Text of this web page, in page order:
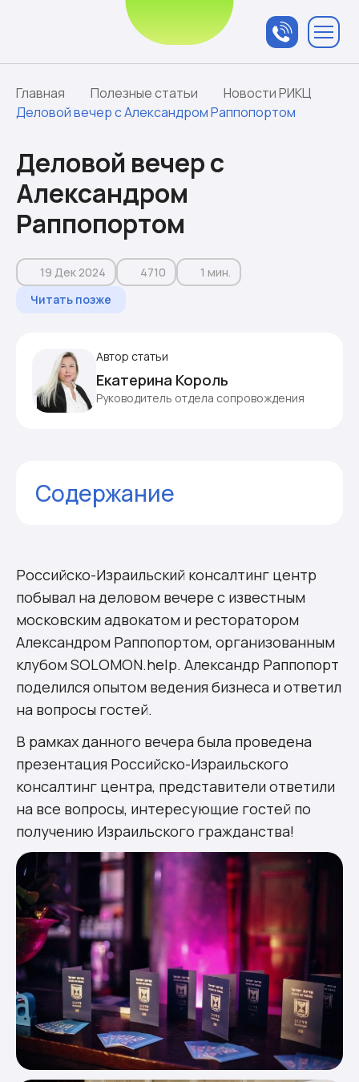
менеджером
Главная Полезные статьи
Новости РИКЦ
Деловой вечер с Александром Раппопортом
Деловой вечер с
Александром
Раппопортом
Читать позже
19 Дек 2024 4710 1 мин.
Автор статьи
Екатерина Король
Руководитель отдела сопровождения
Содержание
Российско-Израильский консалтинг центр
побывал на деловом вечере с известным
московским адвокатом и ресторатором
Александром Раппопортом, организованным
клубом SOLOMON.help. Александр Раппопорт
поделился опытом ведения бизнеса и ответил
на вопросы гостей.
В рамках данного вечера была проведена
презентация Российско-Израильского
консалтинг центра, представители ответили
на все вопросы, интересующие гостей по
получению Израильского гражданства!